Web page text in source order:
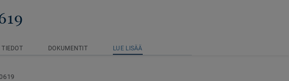
DOKUMENTIT LUE LISÄÄ